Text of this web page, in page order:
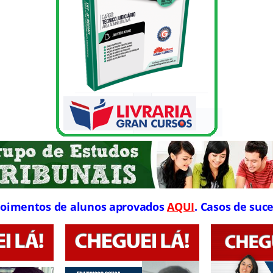
de alunos aprovadosAQUI. Casos de